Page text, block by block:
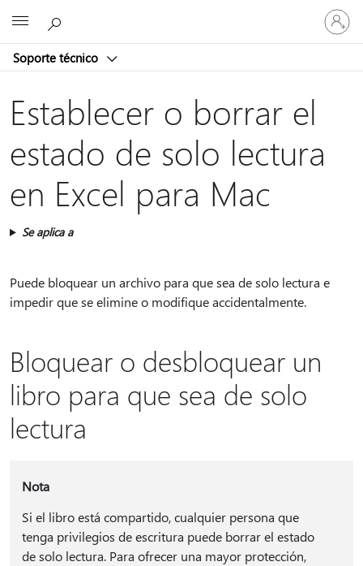
Soporte técnico
Iniciar
sesión
en
cuenta
Establecer o borrar el
estado de solo lectura
en Excel para Mac
Se aplica a
Puede bloquear un archivo para que sea de solo lectura e
impedir que se elimine o modifique accidentalmente.
Bloquear o desbloquear un
libro para que sea de solo
lectura
Nota
Si el libro está compartido, cualquier persona que
tenga privilegios de escritura puede borrar el estado
de solo lectura. Para ofrecer una mayor protección,